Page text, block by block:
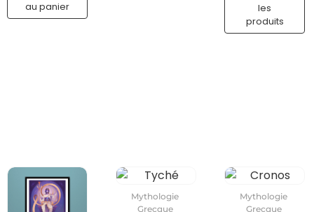
au panier
les
produits
Mythologie
Grecque
Mythologie
Grecque